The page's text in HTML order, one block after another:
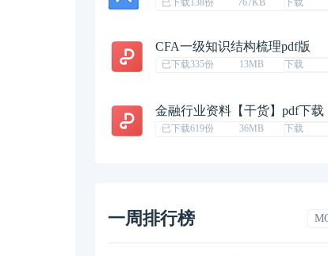
已下载138份 767KB 下载
CFA一级知识结构梳理pdf版
已下载335份 13MB 下载
金融行业资料【干货】pdf下载
已下载619份 36MB 下载
一周排行榜